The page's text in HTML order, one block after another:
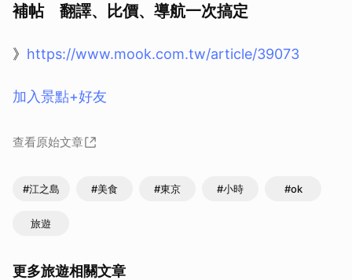
補帖 翻譯、比價、導航一次搞定
》 https://www.mook.com.tw/article/39073
加入景點+好友
查看原始文章
#江之島 #美食 #東京 #小時 #ok
旅遊
更多旅遊相關文章